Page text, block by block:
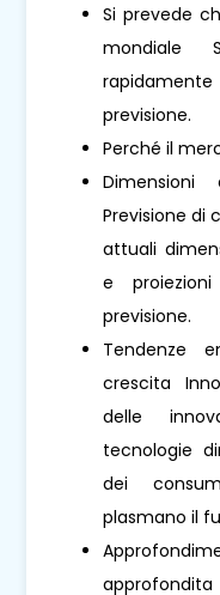
Si prevede
mondiale
previsione.
Perché il
Previsione di
attuali
e
previsione.
Tendenze
crescita
delle
tecnologie
dei
plasmano il